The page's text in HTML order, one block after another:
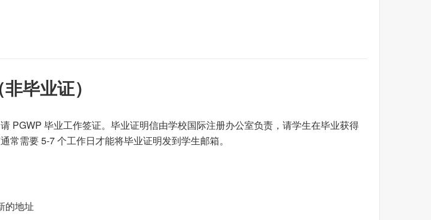
毕业证）
PGWP 毕业工作签证。毕业证明信由学校国际注册办公室负责，请学生在毕业获得
常需要 5-7 个工作日才能将毕业证明发到学生邮箱。
的地址